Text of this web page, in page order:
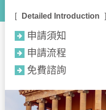
Detailed Introduction
申請須知
申請流程
免費諮詢